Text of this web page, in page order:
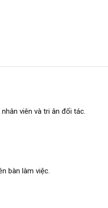
viên và tri ân đối tác.
bàn làm việc.